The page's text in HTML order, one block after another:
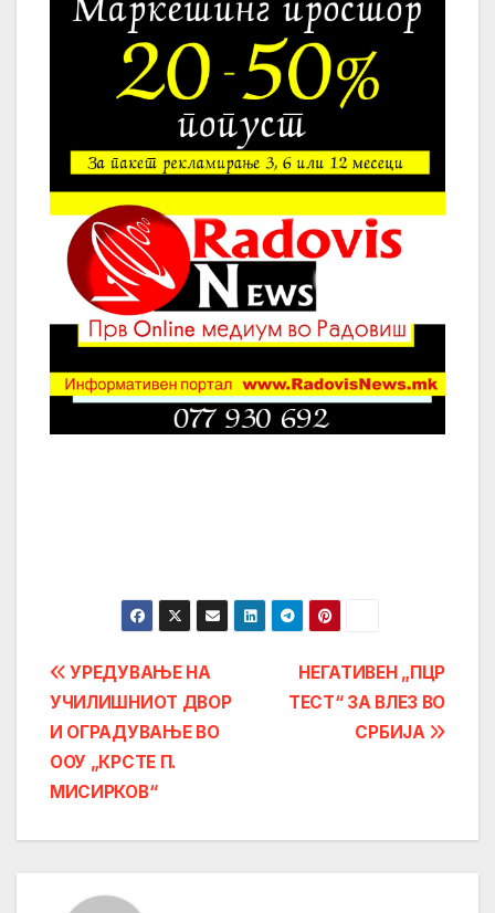
Post
navigation
НЕГАТИВЕН „ПЦР
ТЕСТ“ ЗА ВЛЕЗ ВО
СРБИЈА
УРЕДУВАЊЕ НА
УЧИЛИШНИОТ ДВОР
И ОГРАДУВАЊЕ ВО
ООУ „КРСТЕ П.
МИСИРКОВ“